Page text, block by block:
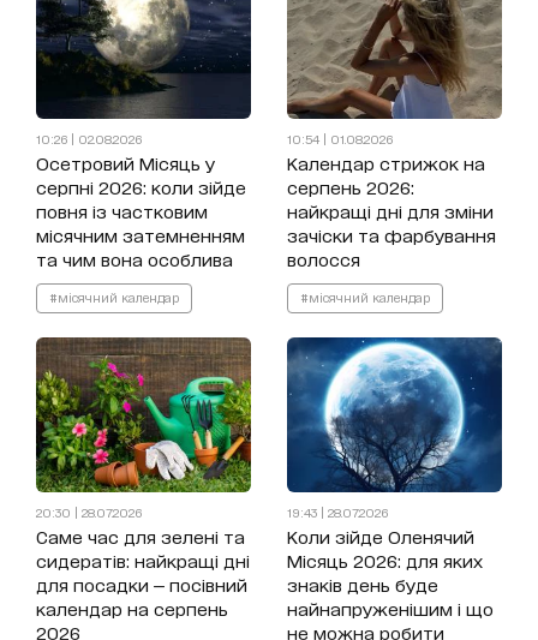
10:26 | 02.08.2026
Осетровий Місяць у
серпні 2026: коли зійде
повня із частковим
місячним затемненням
та чим вона особлива
#місячний календар
10:54 | 01.08.2026
Календар стрижок на
серпень 2026:
найкращі дні для зміни
зачіски та фарбування
волосся
#місячний календар
20:30 | 28.07.2026
Саме час для зелені та
сидератів: найкращі дні
для посадки — посівний
календар на серпень
2026
19:43 | 28.07.2026
Коли зійде Оленячий
Місяць 2026: для яких
знаків день буде
найнапруженішим і що
не можна робити